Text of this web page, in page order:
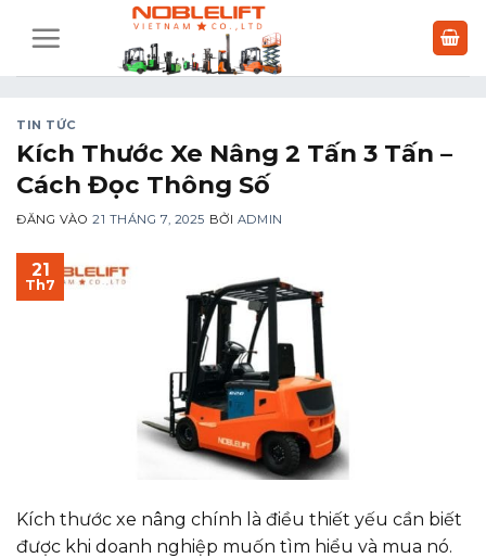
qua
TIN TỨC
Kích Thước Xe Nâng 2 Tấn 3 Tấn –
Cách Đọc Thông Số
ĐĂNG VÀO21 THÁNG 7, 2025 BỞI ADMIN
21
Th7
Kích thước xe nâng chính là điều thiết yếu cần biết
được khi doanh nghiệp muốn tìm hiểu và mua nó.